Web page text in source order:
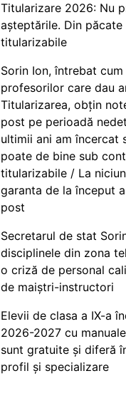
Titularizare 2026: Nu
așteptările. Din
titularizabile
Sorin Ion, întrebat
profesorilor care dau
Titularizarea, obțin
post pe perioadă
ultimii ani am încercat
poate de bine sub
titularizabile / La
garanta de la început
post
Secretarul de stat
disciplinele din zona
o criză de personal
de maiștri-instructori
Elevii de clasa a IX-a
2026-2027 cu
sunt gratuite și diferă
profil și specializare